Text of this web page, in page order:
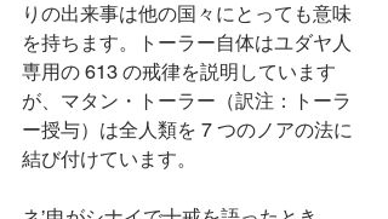
りの出来事は他の国々にとっても意味
を持ちます。トーラー自体はユダヤ人
専用の 613 の戒律を説明しています
が、マタン・トーラー（訳注：トーラ
ー授与）は全人類を 7 つのノアの法に
結び付けています。